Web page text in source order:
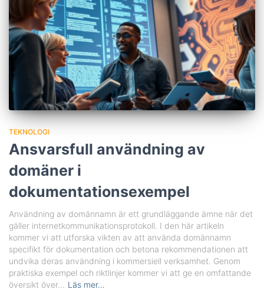
TEKNOLOGI
Ansvarsfull användning av
domäner i
dokumentationsexempel
Användning av domännamn är ett grundläggande ämne när det
gäller internetkommunikationsprotokoll. I den här artikeln
kommer vi att utforska vikten av att använda domännamn
specifikt för dokumentation och betona rekommendationen att
undvika deras användning i kommersiell verksamhet. Genom
praktiska exempel och riktlinjer kommer vi att ge en omfattande
översikt över...
Läs mer…